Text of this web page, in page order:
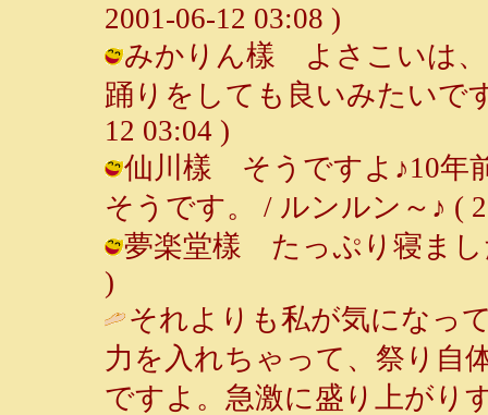
2001-06-12 03:08 )
みかりん樣 よさこいは
踊りをしても良いみたいで
12 03:04 )
仙川樣 そうですよ♪10年
そうです。 / ルンルン～♪ (
夢楽堂樣 たっぷり寝まし
)
それよりも私が気になっ
力を入れちゃって、祭り自
ですよ。急激に盛り上がり